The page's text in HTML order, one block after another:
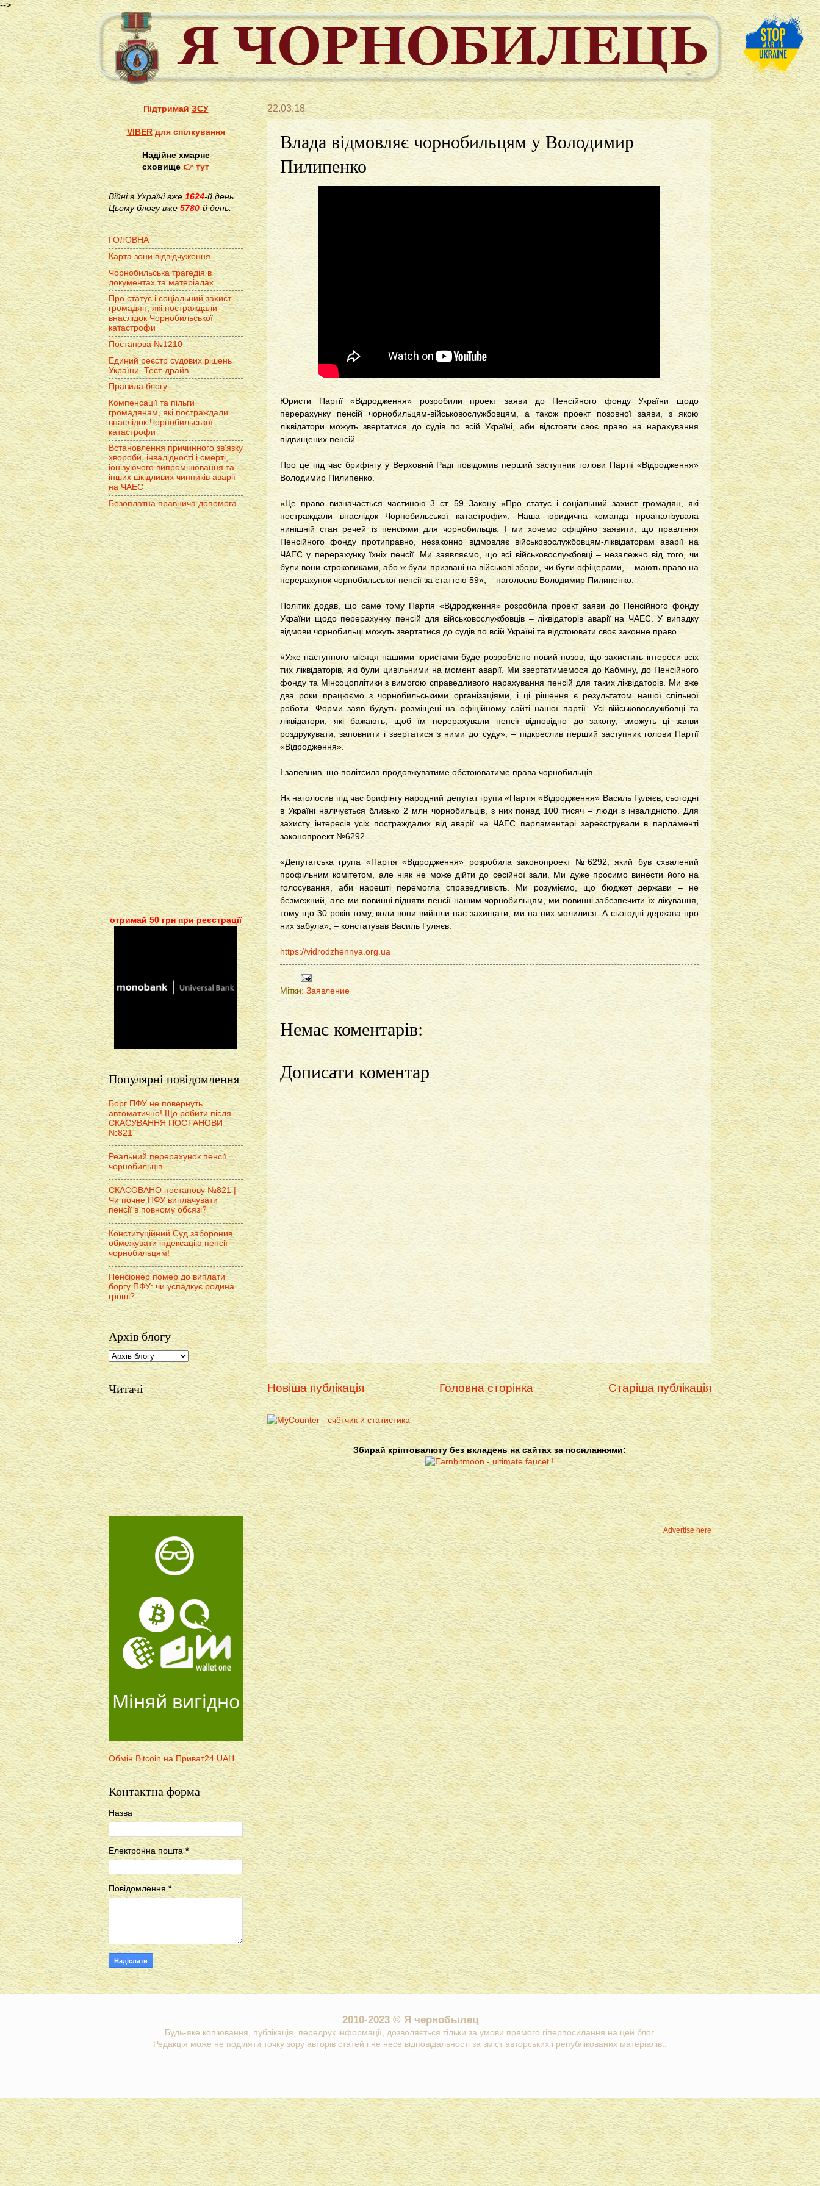
-->
22.03.18
Влада відмовляє чорнобильцям у Володимир
Пилипенко
Юристи Партії «Відродження» розробили проект заяви до Пенсійного фонду України щодо
перерахунку пенсій чорнобильцям-військовослужбовцям, а також проект позовної заяви, з якою
ліквідатори можуть звертатися до судів по всій Україні, аби відстояти своє право на нарахування
підвищених пенсій.
Про це під час брифінгу у Верховній Раді повідомив перший заступник голови Партії «Відродження»
Володимир Пилипенко.
«Це право визначається частиною 3 ст. 59 Закону «Про статус і соціальний захист громадян, які
постраждали внаслідок Чорнобильської катастрофи». Наша юридична команда проаналізувала
нинішній стан речей із пенсіями для чорнобильців. І ми хочемо офіційно заявити, що правління
Пенсійного фонду протиправно, незаконно відмовляє військовослужбовцям-ліквідаторам аварії на
ЧАЕС у перерахунку їхніх пенсії. Ми заявляємо, що всі військовослужбовці – незалежно від того, чи
були вони строковиками, або ж були призвані на військові збори, чи були офіцерами, – мають право на
перерахунок чорнобильської пенсії за статтею 59», – наголосив Володимир Пилипенко.
Політик додав, що саме тому Партія «Відродження» розробила проект заяви до Пенсійного фонду
України щодо перерахунку пенсій для військовослужбовців – ліквідаторів аварії на ЧАЕС. У випадку
відмови чорнобильці можуть звертатися до судів по всій Україні та відстоювати своє законне право.
«Уже наступного місяця нашими юристами буде розроблено новий позов, що захистить інтереси всіх
тих ліквідаторів, які були цивільними на момент аварії. Ми звертатимемося до Кабміну, до Пенсійного
фонду та Мінсоцоплітики з вимогою справедливого нарахування пенсій для таких ліквідаторів. Ми вже
два роки працюємо з чорнобильськими організаціями, і ці рішення є результатом нашої спільної
роботи. Форми заяв будуть розміщені на офіційному сайті нашої партії. Усі військовослужбовці та
ліквідатори, які бажають, щоб їм перерахували пенсії відповідно до закону, зможуть ці заяви
роздрукувати, заповнити і звертатися з ними до суду», – підкреслив перший заступник голови Партії
«Відродження».
І запевнив, що політсила продовжуватиме обстоюватиме права чорнобильців.
Як наголосив під час брифінгу народний депутат групи «Партія «Відродження» Василь Гуляєв, сьогодні
в Україні налічується близько 2 млн чорнобильців, з них понад 100 тисяч – люди з інвалідністю. Для
захисту інтересів усіх постраждалих від аварії на ЧАЕС парламентарі зареєстрували в парламенті
законопроект №6292.
«Депутатська група «Партія «Відродження» розробила законопроект №6292, який був схвалений
профільним комітетом, але ніяк не може дійти до сеcійної зали. Ми дуже просимо винести його на
голосування, аби нарешті перемогла справедливість. Ми розуміємо, що бюджет держави – не
безмежний, але ми повинні підняти пенсії нашим чорнобильцям, ми повинні забезпечити їх лікування,
тому що 30 років тому, коли вони вийшли нас захищати, ми на них молилися. А сьогодні держава про
них забула», – констатував Василь Гуляєв.
https://vidrodzhennya.org.ua
Мітки: Заявление
Немає коментарів:
Дописати коментар
Новіша публікація Старіша публікація
Головна сторінка
Збирай кріптовалюту без вкладень на сайтах за посиланнями:
Advertise here
ПідтримайЗСУ
VIBERдля спілкування
Надійне хмарне
сховище👉 тут
Війні в Україні вже1624-й день.
Цьому блогу вже 5780-й день.
ГОЛОВНА
Карта зони відвідчуження
Чорнобильська трагедія в
документах та матеріалах
Про статус і соціальний захист
громадян, які постраждали
внаслідок Чорнобильської
катастрофи
Постанова №1210
Единий реєстр судових рішень
України. Тест-драйв
Правила блогу
Компенсації та пільги
громадянам, які постраждали
внаслідок Чорнобильської
катастрофи
Встановлення причинного зв'язку
хвороби, інвалідності і смерті,
іонізуючого випромінювання та
інших шкідливих чинників аварії
на ЧАЕС
Безоплатна правнича допомога
отримай 50 грн при реєстрації
Популярні повідомлення
Борг ПФУ не повернуть
автоматично! Що робити після
СКАСУВАННЯ ПОСТАНОВИ
№821
Реальний перерахунок пенсії
чорнобильців
СКАСОВАНО постанову №821 |
Чи почне ПФУ виплачувати
пенсії в повному обсязі?
Конституційний Суд заборонив
обмежувати індексацію пенсії
чорнобильцям!
Пенсіонер помер до виплати
боргу ПФУ: чи успадкує родина
гроші?
Архів блогу
Читачі
Міняй вигідно
Обмін Bitcoin на Приват24 UAH
Контактна форма
Назва
Електронна пошта*
Повідомлення*
2010-2023 © Я чернобылец
Будь-яке копіювання, публікація, передрук інформації, дозволяється тільки за умови прямого гіперпосилання на цей блог.
Редакція може не поділяти точку зору авторів статей і не несе відповідальності за зміст авторських і републікованих матеріалів..